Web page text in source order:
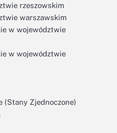
rzeszowskim
warszawskim
w województwie
w województwie
(Stany Zjednoczone)